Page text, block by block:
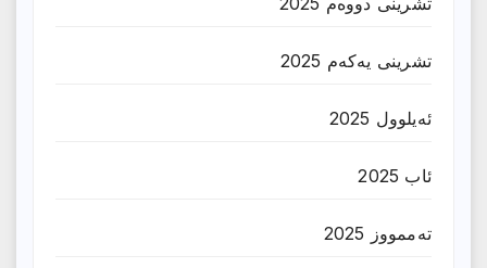
تشرینی یەکەم 2025
ئەیلوول 2025
ئاب 2025
تەممووز 2025